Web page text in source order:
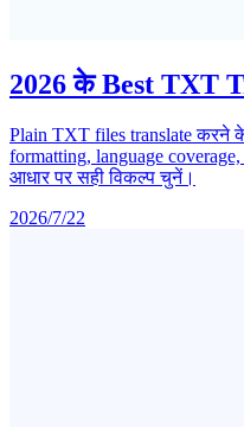
2026 के Best TXT
Plain TXT files translate करने
formatting, language
आधार पर सही विकल्प चुनें।
2026/7/22